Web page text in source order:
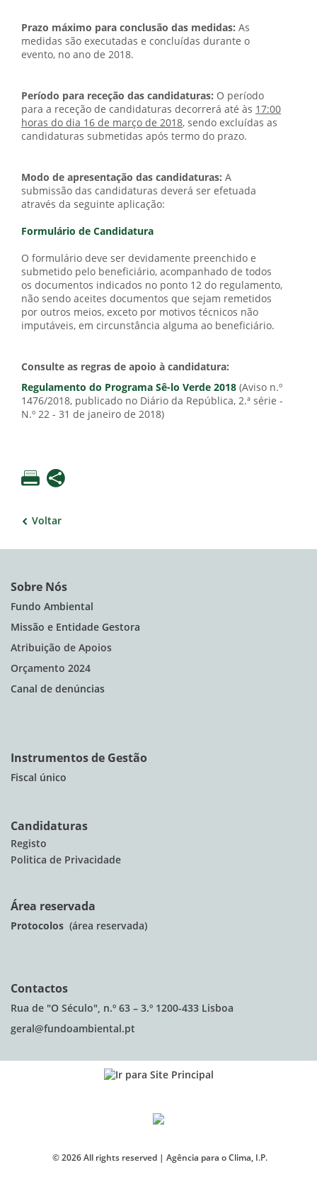
Prazo máximo para conclusão das medidas: As
medidas são executadas e concluídas durante o
evento, no ano de 2018.
Período para receção das candidaturas: O período
para a receção de candidaturas decorrerá até às 17:00
horas do dia 16 de março de 2018, sendo excluídas as
candidaturas submetidas após termo do prazo.
Modo de apresentação das candidaturas: A
submissão das candidaturas deverá ser efetuada
através da seguinte aplicação:
Formulário de Candidatura
O formulário deve ser devidamente preenchido e
submetido pelo beneficiário, acompanhado de todos
os documentos indicados no ponto 12 do regulamento,
não sendo aceites documentos que sejam remetidos
por outros meios, exceto por motivos técnicos não
imputáveis, em circunstância alguma ao beneficiário.
Consulte as regras de apoio à candidatura:
Regulamento do Programa Sê-lo Verde 2018 (Aviso n.º
1476/2018, publicado no Diário da República, 2.ª série -
N.º 22 - 31 de janeiro de 2018)
Voltar
Sobre Nós
Fundo Ambiental
Missão e Entidade Gestora
Atribuição de Apoios
Orçamento 2024
Canal de denúncias
Instrumentos de Gestão
Fiscal único
Candidaturas
Registo
Politica de Privacidade
Área reservada
Protocolos (área reservada)
Contactos
Rua de "O Século", n.º 63 – 3.º 1200-433 Lisboa
geral@fundoambiental.pt
© 2026All rights reserved | Agência para o Clima, I.P.